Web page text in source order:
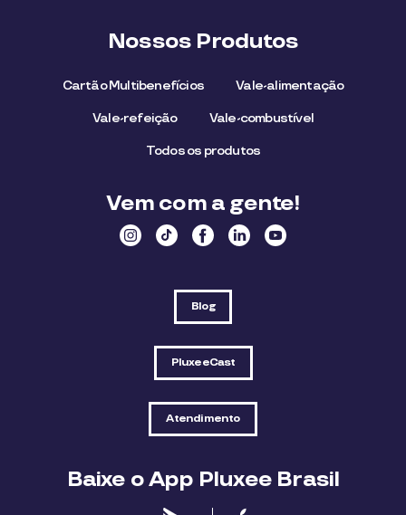
Nossos Produtos
Cartão Multibenefícios Vale-alimentação
Vale-refeição Vale-combustível
Todos os produtos
Vem com a gente!
Blog
PluxeeCast
Atendimento
Baixe o App Pluxee Brasil